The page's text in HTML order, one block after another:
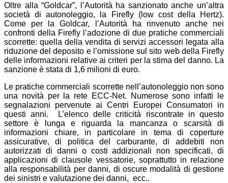
Oltre alla “Goldcar”, l’Autorità ha sanzionato anche un’altra
società di autonoleggio, la Firefly (low cost della Hertz).
Come per la Goldcar, l’Autorità ha rinvenuto anche nei
confronti della Firefly l’adozione di due pratiche commerciali
scorrette: quella della vendita di servizi accessori legata alla
riduzione del deposito e l’omissione sul sito web della Firefly
delle informazioni relative ai criteri per la stima del danno. La
sanzione è stata di 1,6 milioni di euro.
Le pratiche commerciali scorrette nell’autonoleggio non sono
una novità per la rete ECC-Net. Numerose sono infatti le
segnalazioni pervenute ai Centri Europei Consumatori in
questi anni. L’elenco delle criticità riscontrate in questo
settore è lunga e riguarda la mancanza o scarsità di
informazioni chiare, in particolare in tema di coperture
assicurative, di politica del carburante, di addebiti non
autorizzati di danni o costi addizionali non specificati, di
applicazioni di clausole vessatorie, soprattutto in relazione
alla responsabilità per danni, di oscure modalità di gestione
dei sinistri e valutazione dei danni, ecc..